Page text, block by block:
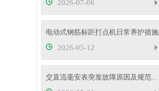
2026-07-06
电动式钢筋标距打点机日常养护措施
2026-05-12
交直流毫安表突发故障原因及规范处理流程